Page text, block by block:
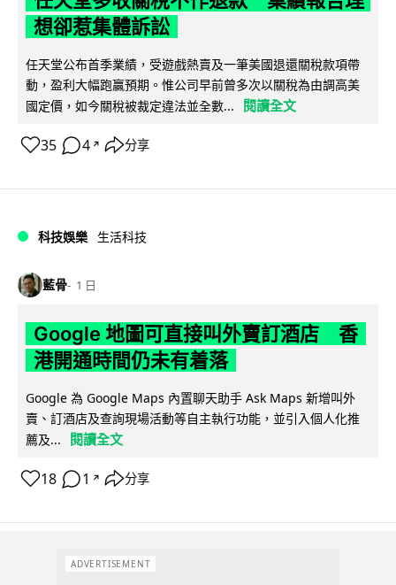
想卻惹集體訴訟
任天堂公布首季業績，受遊戲熱賣及一筆美國退還關稅款項帶
動，盈利大幅跑贏預期。惟公司早前曾多次以關稅為由調高美
國定價，如今關稅被裁定違法並全數...
閱讀全文
35 4 ↗ 分享
科技娛樂 生活科技
藍骨 1 日
Google 地圖可直接叫外賣訂酒店 香
港開通時間仍未有着落
Google 為 Google Maps 內置聊天助手 Ask Maps 新增叫外
賣、訂酒店及查詢現場活動等自主執行功能，並引入個人化推
薦及...
閱讀全文
18 1 ↗ 分享
ADVERTISEMENT